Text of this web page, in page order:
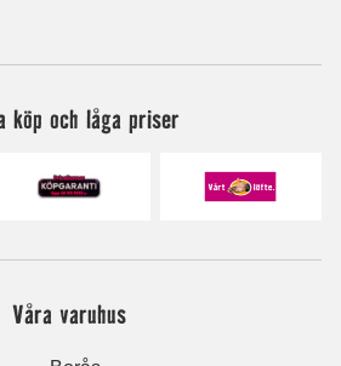
köp och låga priser
Våra varuhus